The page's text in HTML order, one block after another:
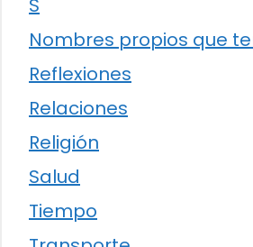
S
Nombres propios que
Reflexiones
Relaciones
Religión
Salud
Tiempo